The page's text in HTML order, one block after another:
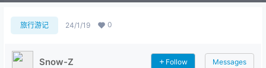
旅行游记 24/1/19 0
Snow-Z Follow Messages